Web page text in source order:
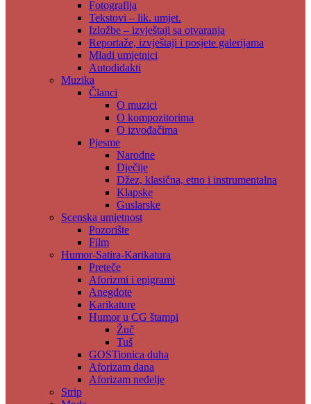
Fotografija
Tekstovi – lik. umjet.
Izložbe – izvještaji sa otvaranja
Reportaže, izvještaji i posjete galerijama
Mladi umjetnici
Autodidakti
Muzika
Članci
O muzici
O kompozitorima
O izvođačima
Pjesme
Narodne
Dječije
Džez, klasična, etno i instrumentalna
Klapske
Guslarske
Scenska umjetnost
Pozorište
Film
Humor-Satira-Karikatura
Preteče
Aforizmi i epigrami
Anegdote
Karikature
Humor u CG štampi
Žuč
Tuš
GOSTionica duha
Aforizam dana
Aforizam neđelje
Strip